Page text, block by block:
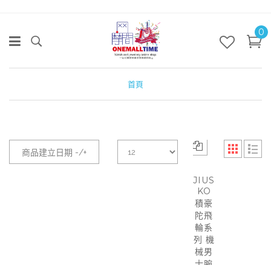
0
首頁
商品建立日期 -/+
JIUS
KO
積豪
陀飛
輪系
列 機
械男